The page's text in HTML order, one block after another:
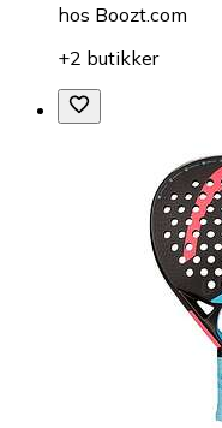
hos Boozt.com
+2 butikker